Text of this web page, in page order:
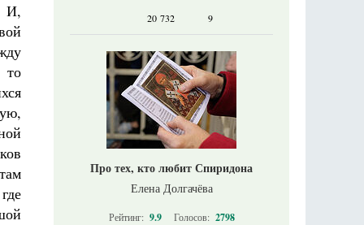
И,
то
20 732 9
Про тех, кто любит Спиридона
Елена Долгачёва
Рейтинг: 9.9 Голосов: 2798